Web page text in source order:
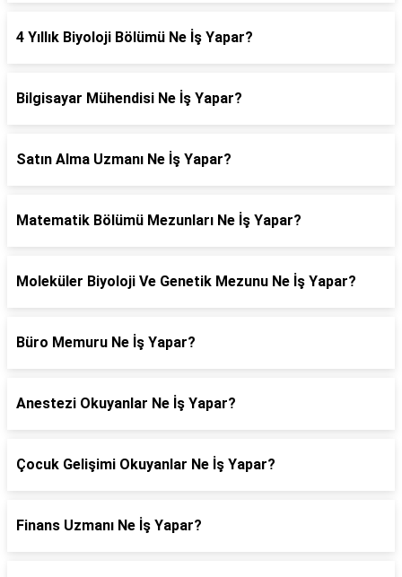
4 Yıllık Biyoloji Bölümü Ne İş Yapar?
Bilgisayar Mühendisi Ne İş Yapar?
Satın Alma Uzmanı Ne İş Yapar?
Matematik Bölümü Mezunları Ne İş Yapar?
Moleküler Biyoloji Ve Genetik Mezunu Ne İş Yapar?
Büro Memuru Ne İş Yapar?
Anestezi Okuyanlar Ne İş Yapar?
Çocuk Gelişimi Okuyanlar Ne İş Yapar?
Finans Uzmanı Ne İş Yapar?